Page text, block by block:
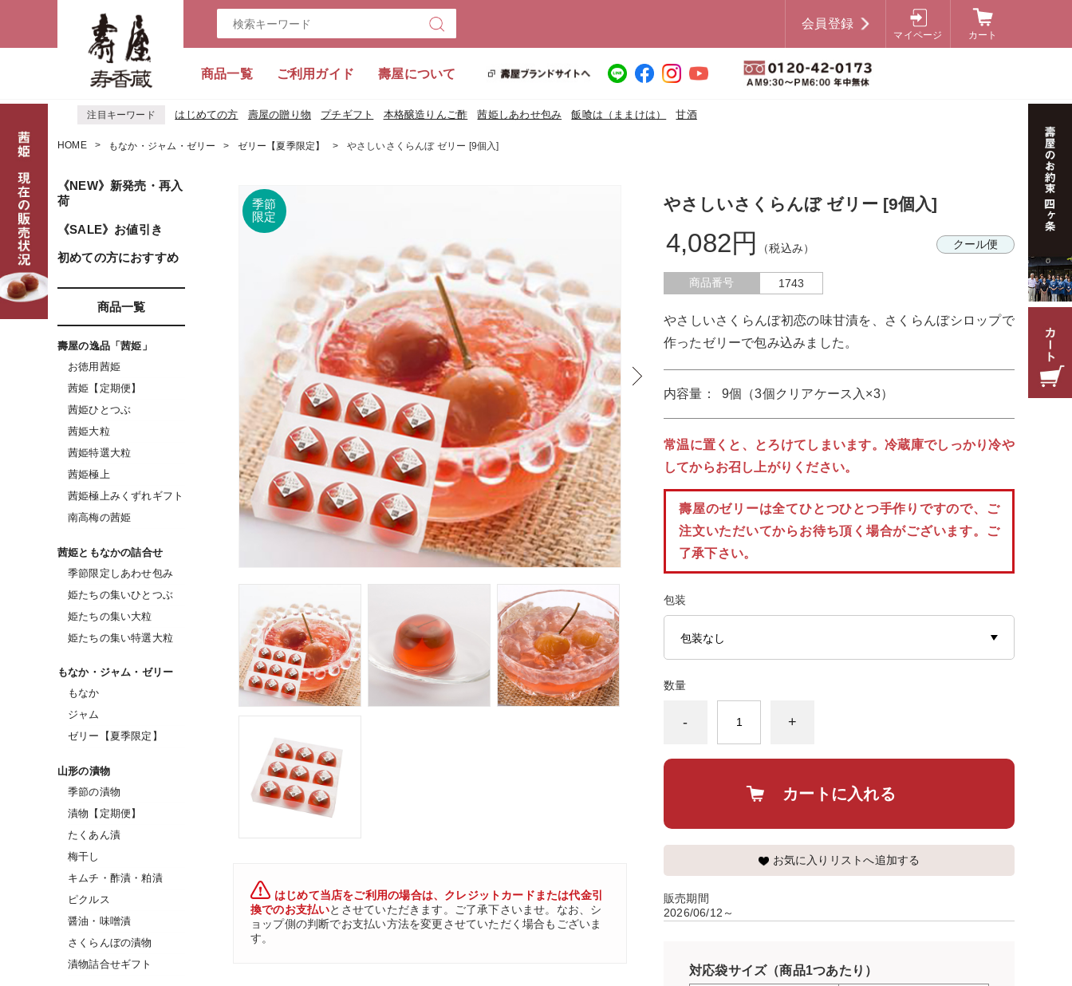
会員登録
マイページ カート
商品一覧 ご利用ガイド 壽屋について
注目キーワード はじめての方 壽屋の贈り物 プチギフト 本格醸造りんご酢 茜姫しあわせ包み 飯喰は（ままけは） 甘酒
HOME もなか・ジャム・ゼリー ゼリー【夏季限定】 やさしいさくらんぼ ゼリー [9個入]
はじめて当店をご利用の場合は、クレジットカードまたは代金引
換でのお支払いとさせていただきます。ご了承下さいませ。なお、シ
ョップ側の判断でお支払い方法を変更させていただく場合もございま
す。
やさしいさくらんぼ ゼリー [9個入]
クール便
4,082円 （税込み）
商品番号 1743
やさしいさくらんぼ初恋の味甘漬を、さくらんぼシロップで
作ったゼリーで包み込みました。
9個（3個クリアケース入×3）
常温に置くと、とろけてしまいます。冷蔵庫でしっかり冷や
してからお召し上がりください。
壽屋のゼリーは全てひとつひとつ手作りですので、ご
注文いただいてからお待ち頂く場合がございます。ご
了承下さい。
包装
数量
- +
カートに入れる
お気に入りリストへ追加する
販売期間
2026/06/12～
対応袋サイズ（商品1つあたり）
《NEW》新発売・再入
荷
《SALE》お値引き
初めての方におすすめ
商品一覧
壽屋の逸品「茜姫」
お徳用茜姫
茜姫【定期便】
茜姫ひとつぶ
茜姫大粒
茜姫特選大粒
茜姫極上
茜姫極上みくずれギフト
南高梅の茜姫
茜姫ともなかの詰合せ
季節限定しあわせ包み
姫たちの集いひとつぶ
姫たちの集い大粒
姫たちの集い特選大粒
もなか・ジャム・ゼリー
もなか
ジャム
ゼリー【夏季限定】
山形の漬物
季節の漬物
漬物【定期便】
たくあん漬
梅干し
キムチ・酢漬・粕漬
ピクルス
醤油・味噌漬
さくらんぼの漬物
漬物詰合せギフト